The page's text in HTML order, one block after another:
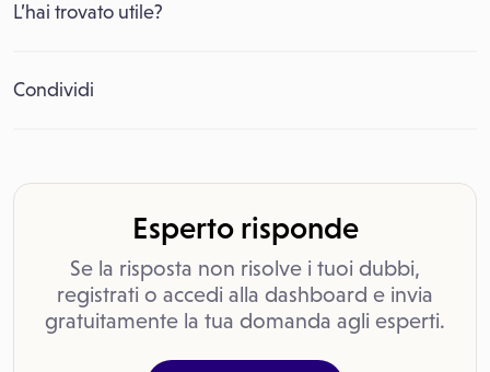
L’hai trovato utile?
Condividi
Esperto risponde
Se la risposta non risolve i tuoi dubbi,
registrati o accedi alla dashboard e invia
gratuitamente la tua domanda agli esperti.